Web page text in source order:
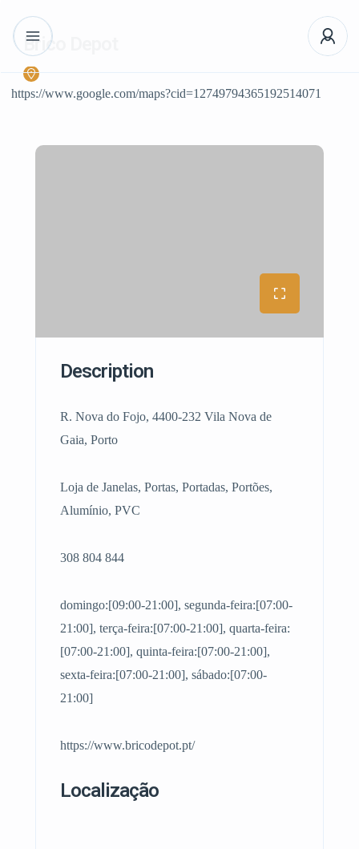
Brico Depot
https://www.google.com/maps?cid=12749794365192514071
Description
R. Nova do Fojo, 4400-232 Vila Nova de
Gaia, Porto
Loja de Janelas, Portas, Portadas, Portões,
Alumínio, PVC
308 804 844
domingo:[09:00-21:00], segunda-feira:[07:00-
21:00], terça-feira:[07:00-21:00], quarta-feira:
[07:00-21:00], quinta-feira:[07:00-21:00],
sexta-feira:[07:00-21:00], sábado:[07:00-
21:00]
https://www.bricodepot.pt/
Localização